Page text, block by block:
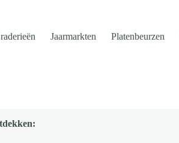
Jaarmarkten Platenbeurzen